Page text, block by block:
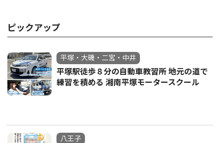
ピックアップ
平塚・大磯・二宮・中井
平塚駅徒歩８分の自動車教習所 地元の道で
練習を積める 湘南平塚モータースクール
八王子